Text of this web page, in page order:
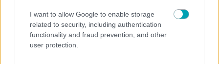
I want to allow Google to enable storage
related to security, including authentication
functionality and fraud prevention, and other
user protection.